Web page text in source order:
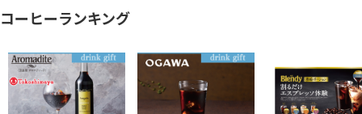
コーヒーランキング